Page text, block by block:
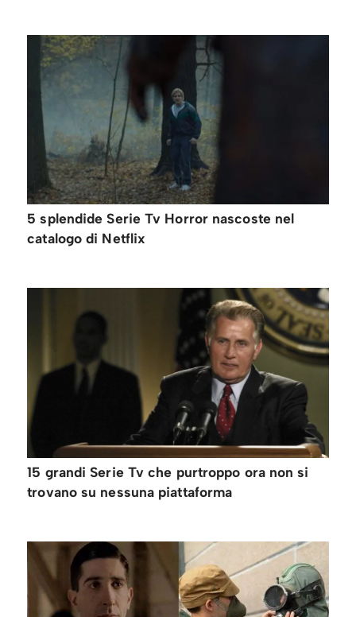
5 splendide Serie Tv Horror nascoste nel
catalogo di Netflix
15 grandi Serie Tv che purtroppo ora non si
trovano su nessuna piattaforma